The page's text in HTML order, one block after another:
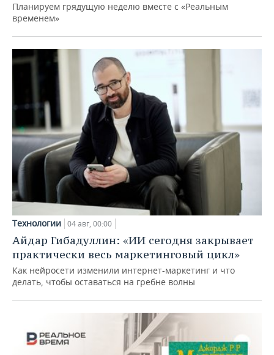
Планируем грядущую неделю вместе с «Реальным
временем»
Технологии 04 авг, 00:00
Айдар Гибадуллин: «ИИ сегодня закрывает
практически весь маркетинговый цикл»
Как нейросети изменили интернет-маркетинг и что
делать, чтобы оставаться на гребне волны